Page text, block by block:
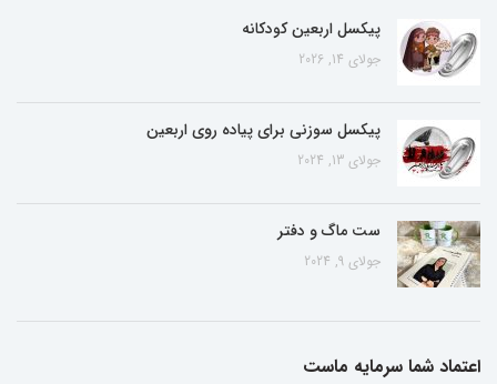
پیکسل اربعین کودکانه
جولای 14, 2026
پیکسل سوزنی برای پیاده روی اربعین
جولای 13, 2024
ست ماگ و دفتر
جولای 9, 2024
اعتماد شما سرمایه ماست